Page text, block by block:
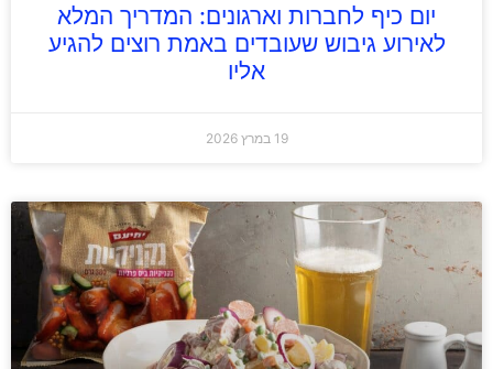
יום כיף לחברות וארגונים: המדריך המלא
לאירוע גיבוש שעובדים באמת רוצים להגיע
אליו
19 במרץ 2026